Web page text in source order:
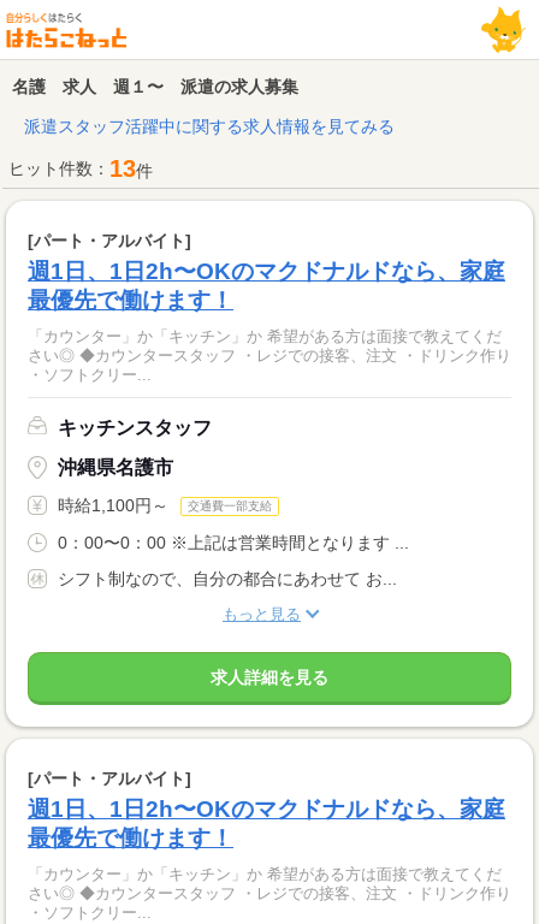
名護 求人 週１〜 派遣の求人募集
派遣スタッフ活躍中に関する求人情報を見てみる
ヒット件数： 13件
[パート・アルバイト]
週1日、1日2h〜OKのマクドナルドなら、家庭
最優先で働けます！
「カウンター」か「キッチン」か 希望がある方は面接で教えてくだ
さい◎ ◆カウンタースタッフ ・レジでの接客、注文 ・ドリンク作り
・ソフトクリー...
キッチンスタッフ
沖縄県名護市
時給1,100円～ 交通費一部支給
0：00〜0：00 ※上記は営業時間となります ...
シフト制なので、自分の都合にあわせて お...
もっと見る
求人詳細を見る
[パート・アルバイト]
週1日、1日2h〜OKのマクドナルドなら、家庭
最優先で働けます！
「カウンター」か「キッチン」か 希望がある方は面接で教えてくだ
さい◎ ◆カウンタースタッフ ・レジでの接客、注文 ・ドリンク作り
・ソフトクリー...